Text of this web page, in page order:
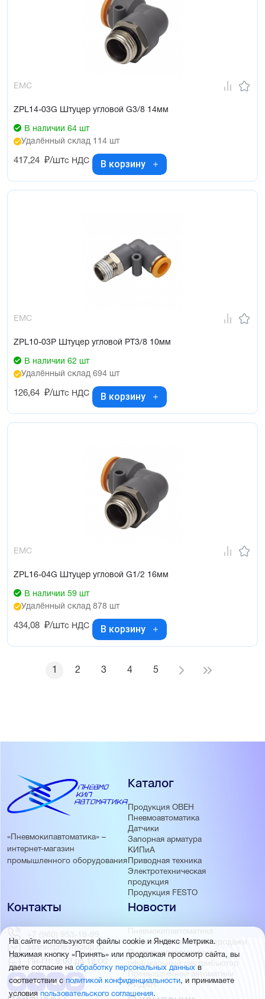
EMC
ZPL14-03G Штуцер угловой G3/8 14мм
В наличии 64 шт
Удалённый склад 114 шт
417,24 ₽/штс НДС В корзину
EMC
ZPL10-03P Штуцер угловой PT3/8 10мм
В наличии 62 шт
Удалённый склад 694 шт
126,64 ₽/штс НДС В корзину
EMC
ZPL16-04G Штуцер угловой G1/2 16мм
В наличии 59 шт
Удалённый склад 878 шт
434,08 ₽/штс НДС В корзину
1 2 3 4 5
«Пневмокипавтоматика» –
интернет-магазин
промышленного оборудования
Каталог
Продукция ОВЕН
Пневмоавтоматика
Датчики
Запорная арматура
КИПиА
Приводная техника
Электротехническая
продукция
Продукция FESTO
Новости
Пневмокипавтоматика
запустила розничные продажи
Пневмокипавтоматика –
официальный дистрибьютор
Промышленной автоматики
РИДАН
Контакты
+7 (960) 953-19-99
sales@pnevmokip.ru
Пн-Пт: 9:00 до 18:00
На сайте используются файлы cookie и Яндекс Метрика.
Нажимая кнопку «Принять» или продолжая просмотр сайта, вы
даете согласие наобработку персональных данных в
соответствии с политикой конфиденциальности, и принимаете
условия пользовательского соглашения.